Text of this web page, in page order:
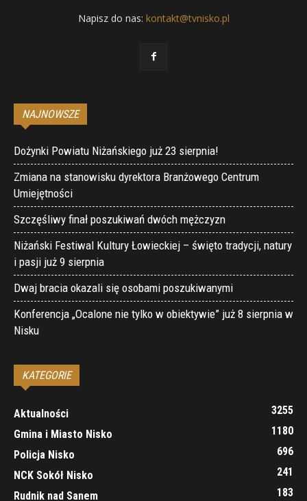
Napisz do nas: kontakt@tvnisko.pl
NAJNOWSZE
Dożynki Powiatu Niżańskiego już 23 sierpnia!
Zmiana na stanowisku dyrektora Branżowego Centrum
Umiejętności
Szczęśliwy finał poszukiwań dwóch mężczyzn
Niżański Festiwal Kultury Łowieckiej – święto tradycji, natury
i pasji już 9 sierpnia
Dwaj bracia okazali się osobami poszukiwanymi
Konferencja „Ocalone nie tylko w obiektywie” już 8 sierpnia w
Nisku
KATEGORIE
Aktualności
3255
Gmina i Miasto Nisko
1180
Policja Nisko
696
NCK Sokół Nisko
241
Rudnik nad Sanem
183